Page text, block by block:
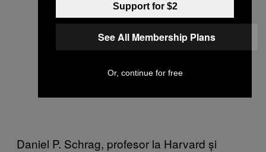
Daniel P. Schrag, profesor la Harvard și
Support for $2
See All Membership Plans
Or, continue for free